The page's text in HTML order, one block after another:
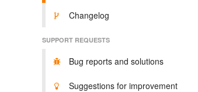
Changelog
SUPPORT REQUESTS
Bug reports and solutions
Suggestions for improvement